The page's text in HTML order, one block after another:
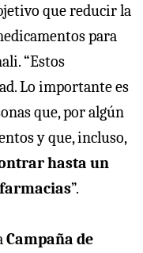
que reducir la
para
“Estos
Lo importante es
que, por algún
y que, incluso,
hasta un
”.
Campaña de